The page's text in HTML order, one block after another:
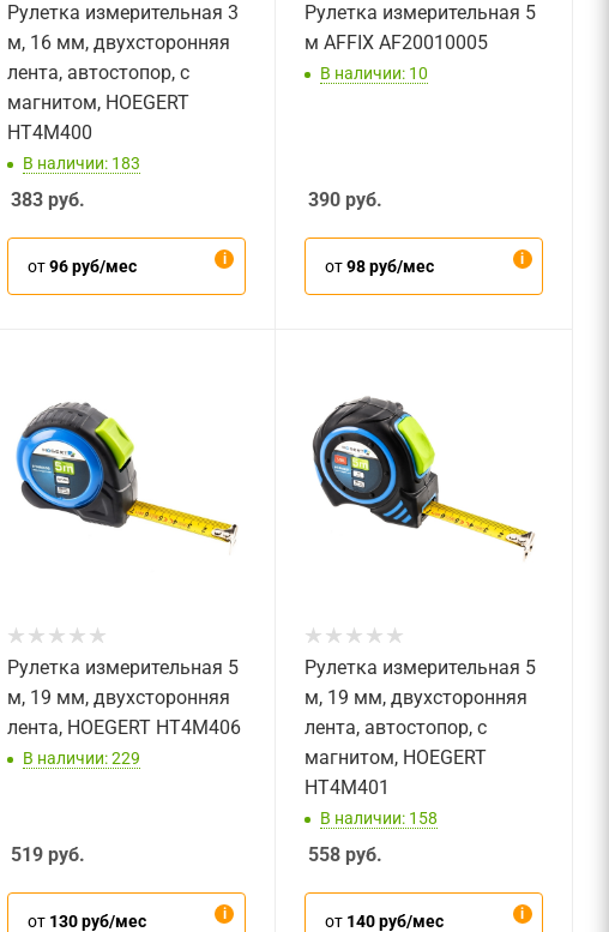
Рулетка измерительная 3
м, 16 мм, двухсторонняя
лента, автостопор, с
магнитом, HOEGERT
HT4M400
В наличии: 183
383руб.
от96 руб/мес
Рулетка измерительная 5
м AFFIX AF20010005
В наличии: 10
390руб.
от98 руб/мес
Рулетка измерительная 5
м, 19 мм, двухсторонняя
лента, HOEGERT HT4M406
В наличии: 229
519руб.
от 130 руб/мес
Рулетка измерительная 5
м, 19 мм, двухсторонняя
лента, автостопор, с
магнитом, HOEGERT
HT4M401
В наличии: 158
558руб.
от 140 руб/мес